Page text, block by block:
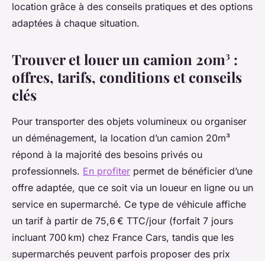
location grâce à des conseils pratiques et des options
adaptées à chaque situation.
Trouver et louer un camion 20m³ :
offres, tarifs, conditions et conseils
clés
Pour transporter des objets volumineux ou organiser
un déménagement, la location d’un camion 20m³
répond à la majorité des besoins privés ou
professionnels. En profiter permet de bénéficier d’une
offre adaptée, que ce soit via un loueur en ligne ou un
service en supermarché. Ce type de véhicule affiche
un tarif à partir de 75,6 € TTC/jour (forfait 7 jours
incluant 700 km) chez France Cars, tandis que les
supermarchés peuvent parfois proposer des prix